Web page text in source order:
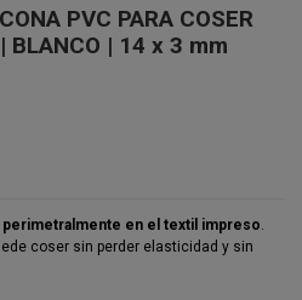
PVC PARA COSER
BLANCO | 14 x 3 mm
perimetralmente en el textil impreso.
coser sin perder elasticidad y sin